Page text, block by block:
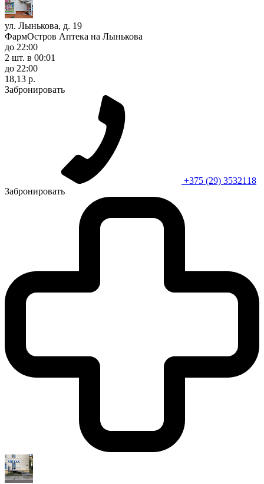
ул. Лынькова, д. 19
ФармОстров Аптека на Лынькова
до 22:00
2 шт. в 00:01
до 22:00
18,13 р.
Забронировать
+375 (29) 3532118
Забронировать